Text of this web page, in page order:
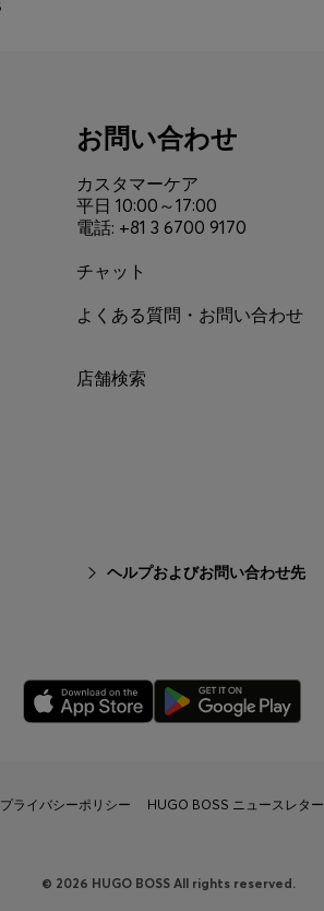
お問い合わせ
カスタマーケア
平日 10:00～17:00
電話: +81 3 6700 9170
チャット
よくある質問・お問い合わせ
店舗検索
ヘルプおよびお問い合わせ先
プライバシーポリシー HUGO BOSS ニュースレター
© 2026 HUGO BOSS All rights reserved.